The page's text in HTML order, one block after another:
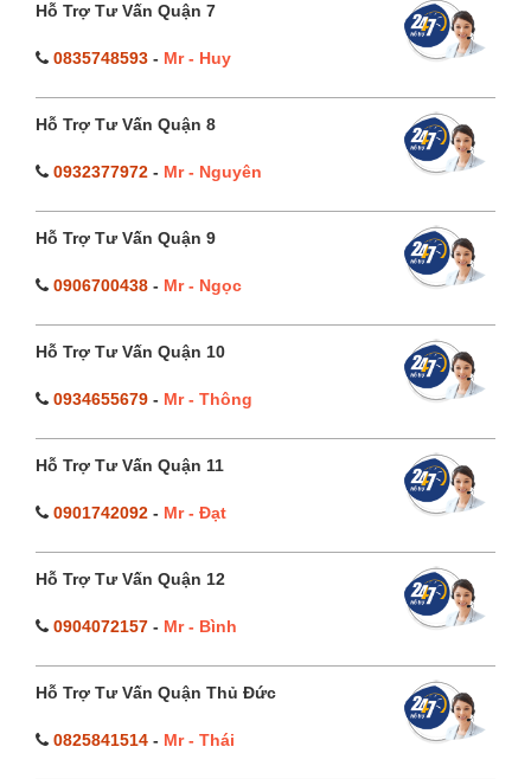
Hỗ Trợ Tư Vấn Quận 7
0835748593 - Mr - Huy
Hỗ Trợ Tư Vấn Quận 8
0932377972 - Mr - Nguyên
Hỗ Trợ Tư Vấn Quận 9
0906700438 - Mr - Ngọc
Hỗ Trợ Tư Vấn Quận 10
0934655679 - Mr - Thông
Hỗ Trợ Tư Vấn Quận 11
0901742092 - Mr - Đạt
Hỗ Trợ Tư Vấn Quận 12
0904072157 - Mr - Bình
Hỗ Trợ Tư Vấn Quận Thủ Đức
0825841514 - Mr - Thái